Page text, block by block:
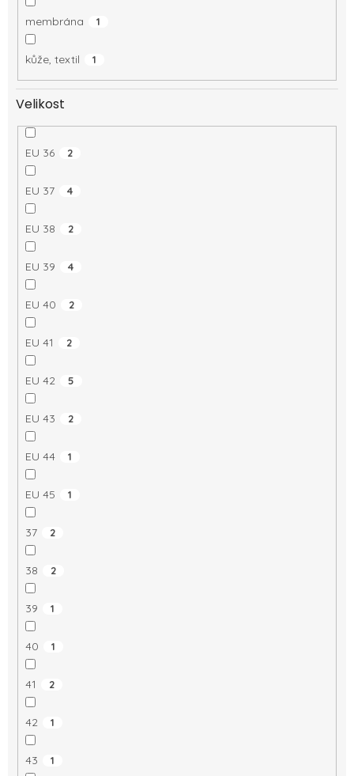
membrána 1
kůže, textil 1
Velikost
EU 36 2
EU 37 4
EU 38 2
EU 39 4
EU 40 2
EU 41 2
EU 42 5
EU 43 2
EU 44 1
EU 45 1
37 2
38 2
39 1
40 1
41 2
42 1
43 1